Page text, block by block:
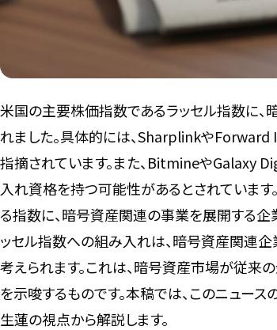
米国の主要株価指数であるラッセル指数に
れました。具体的には、Sharplinkや
指摘されています。また、BitmineやGalaxy
入れ資格を持つ可能性があるとされていま
る指数に、暗号資産関連の事業を展開する
ッセル指数への組み入れは、暗号資産関連
考えられます。これは、暗号資産市場が従
を示唆するものです。本稿では、このニュー
生蓮の視点から解説します。